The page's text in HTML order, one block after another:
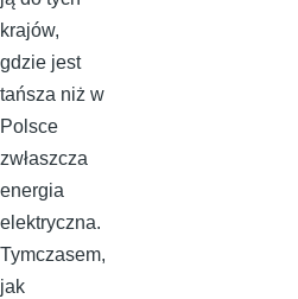
krajów,
gdzie jest
tańsza niż w
Polsce
zwłaszcza
energia
elektryczna.
Tymczasem,
jak